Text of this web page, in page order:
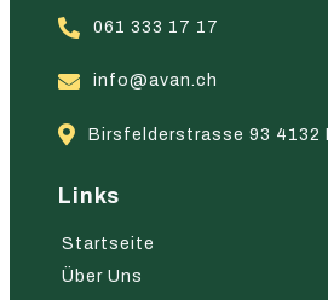
061 333 17 17
info@avan.ch
Birsfelderstrasse 93 4132
Links
Startseite
Über Uns